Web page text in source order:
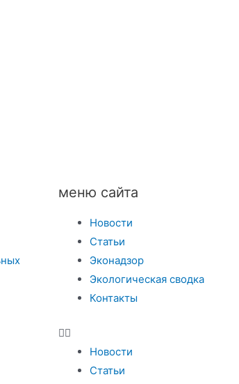
меню сайта
Новости
Статьи
Эконадзор
Экологическая сводка
Контакты
Новости
Статьи